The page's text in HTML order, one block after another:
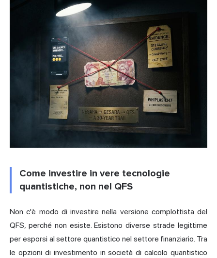
Come investire in vere tecnologie
quantistiche, non nel QFS
Non c'è modo di investire nella versione complottista del
QFS, perché non esiste. Esistono diverse strade legittime
per esporsi al settore quantistico nel settore finanziario. Tra
le opzioni di investimento in società di calcolo quantistico